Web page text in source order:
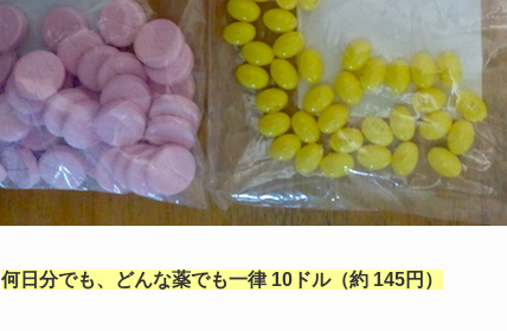
何日分でも、どんな薬でも一律 10ドル（約 145円）